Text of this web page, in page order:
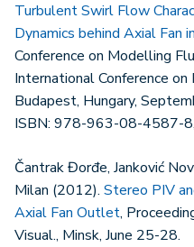
Turbulent Swirl Flow
Dynamics behind Axial Fan
Conference on Modelling
International Conference
Budapest, Hungary,
ISBN: 978-963-08-4587-
Čantrak Đorđe, Janković
Milan (2012). Stereo PIV
Axial Fan Outlet,
Visual., Minsk, June 25-28.